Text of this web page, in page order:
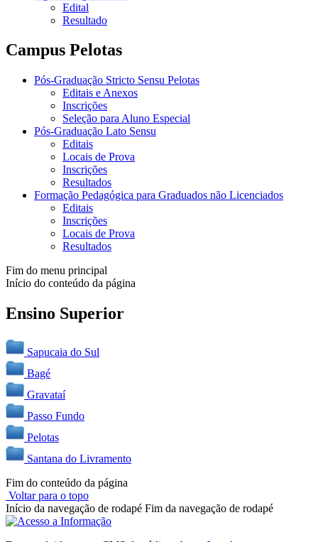
Edital
Resultado
Campus Pelotas
Pós-Graduação Stricto Sensu Pelotas
Editais e Anexos
Inscrições
Seleção para Aluno Especial
Pós-Graduação Lato Sensu
Editais
Locais de Prova
Inscrições
Resultados
Formação Pedagógica para Graduados não Licenciados
Editais
Inscrições
Locais de Prova
Resultados
Fim do menu principal
Início do conteúdo da página
Ensino Superior
Sapucaia do Sul
Bagé
Gravataí
Passo Fundo
Pelotas
Santana do Livramento
Fim do conteúdo da página
Voltar para o topo
Início da navegação de rodapé Fim da navegação de rodapé